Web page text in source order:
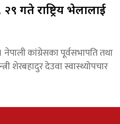
गते राष्ट्रिय भेलालाई
नेपाली कांग्रेसका पूर्वसभापति तथा
शेरबहादुर देउवा स्वास्थ्योपचार